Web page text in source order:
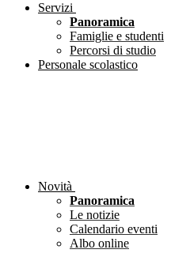
Servizi
Panoramica
Famiglie e studenti
Percorsi di studio
Personale scolastico
Novità
Panoramica
Le notizie
Calendario eventi
Albo online